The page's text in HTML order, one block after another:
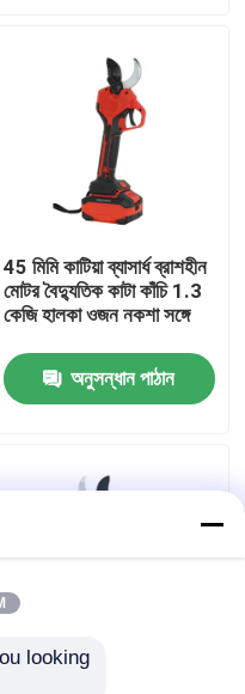
45 মিমি কাটিয়া ব্যাসার্ধ ব্রাশহীন
মোটর বৈদ্যুতিক কাটা কাঁচি 1.3
কেজি হালকা ওজন নকশা সঙ্গে
অনুসন্ধান পাঠান
looking